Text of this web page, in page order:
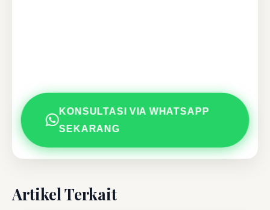
KONSULTASI VIA WHATSAPP
SEKARANG
Artikel Terkait